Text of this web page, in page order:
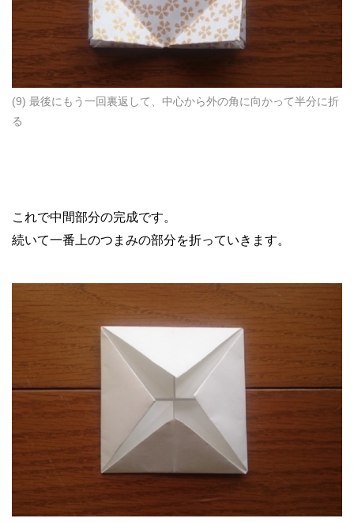
(9) 最後にもう一回裏返して、中心から外の角に向かって半分に折
る
これで中間部分の完成です。
続いて一番上のつまみの部分を折っていきます。